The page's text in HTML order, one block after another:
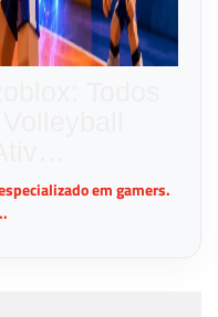
em gamers.